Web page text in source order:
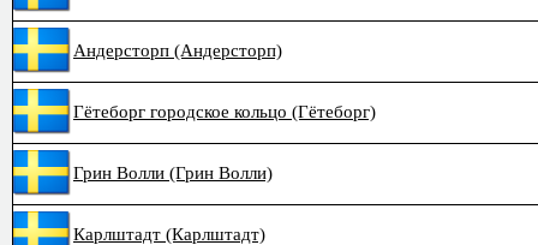
Андерсторп (Андерсторп)
Гётеборг городское кольцо (Гётеборг)
Грин Волли (Грин Волли)
Карлштадт (Карлштадт)